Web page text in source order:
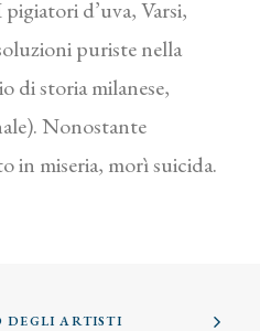
d’uva, Varsi,
puriste nella
di storia milanese,
Nonostante
in miseria, morì suicida.
ARTISTI